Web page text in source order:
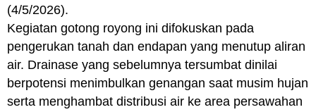
(4/5/2026).
Kegiatan gotong royong ini difokuskan pada
pengerukan tanah dan endapan yang menutup aliran
air. Drainase yang sebelumnya tersumbat dinilai
berpotensi menimbulkan genangan saat musim hujan
serta menghambat distribusi air ke area persawahan